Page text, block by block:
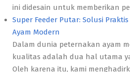
ini didesain untuk memberikan
Super Feeder Putar: Solusi
Ayam Modern
Dalam dunia peternakan ayam
kualitas adalah dua hal utama
Oleh karena itu, kami